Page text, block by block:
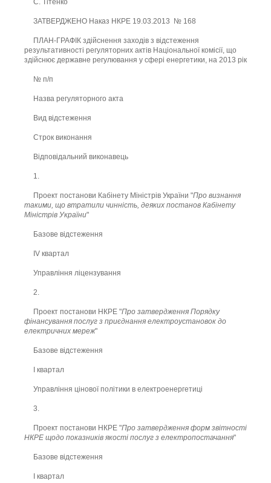
С. Тітенко
ЗАТВЕРДЖЕНО Наказ НКРЕ 19.03.2013 № 168
ПЛАН-ГРАФІК здійснення заходів з відстеження
результативності регуляторних актів Національної комісії, що
здійснює державне регулювання у сфері енергетики, на 2013 рік
№ п/п
Назва регуляторного акта
Вид відстеження
Строк виконання
Відповідальний виконавець
1.
Проект постанови Кабінету Міністрів України "Про визнання
такими, що втратили чинність, деяких постанов Кабінету
Міністрів України"
Базове відстеження
ІV квартал
Управління ліцензування
2.
Проект постанови НКРЕ "Про затвердження Порядку
фінансування послуг з приєднання електроустановок до
електричних мереж"
Базове відстеження
І квартал
Управління цінової політики в електроенергетиці
3.
Проект постанови НКРЕ "Про затвердження форм звітності
НКРЕ щодо показників якості послуг з електропостачання"
Базове відстеження
І квартал